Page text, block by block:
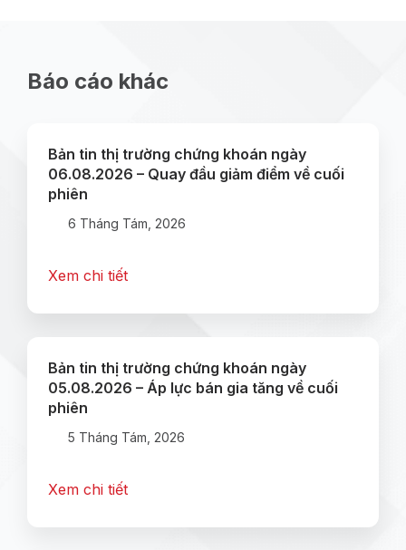
Báo cáo khác
Bản tin thị trường chứng khoán ngày
06.08.2026 – Quay đầu giảm điểm về cuối
phiên
6 Tháng Tám, 2026
Xem chi tiết
Bản tin thị trường chứng khoán ngày
05.08.2026 – Áp lực bán gia tăng về cuối
phiên
5 Tháng Tám, 2026
Xem chi tiết